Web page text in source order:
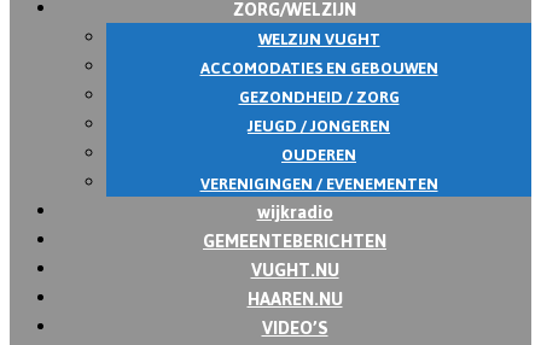
ZORG/WELZIJN
WELZIJN VUGHT
ACCOMODATIES EN GEBOUWEN
GEZONDHEID / ZORG
JEUGD / JONGEREN
OUDEREN
VERENIGINGEN / EVENEMENTEN
wijkradio
GEMEENTEBERICHTEN
VUGHT.NU
HAAREN.NU
VIDEO’S